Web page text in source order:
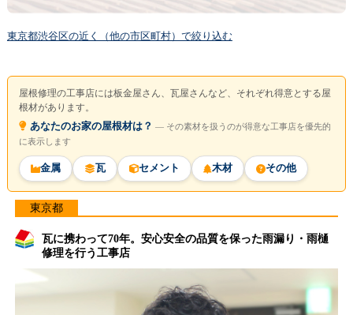
東京都渋谷区の近く（他の市区町村）で絞り込む
屋根修理の工事店には板金屋さん、瓦屋さんなど、それぞれ得意とする屋
根材があります。
あなたのお家の屋根材は？ ― その素材を扱うのが得意な工事店を優先的
に表示します
金属 瓦 セメント 木材 その他
東京都
瓦に携わって70年。安心安全の品質を保った雨漏り・雨樋
修理を行う工事店